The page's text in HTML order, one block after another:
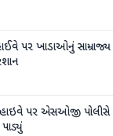
પર ખાડાઓનું સામ્રાજ્ય
પર એસઓજી પોલીસે